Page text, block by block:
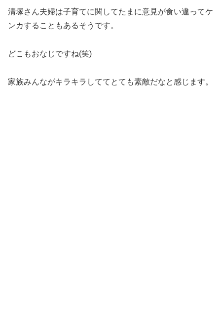
清塚さん夫婦は子育てに関してたまに意見が食い違ってケ
ンカすることもあるそうです。
どこもおなじですね(笑)
家族みんながキラキラしててとても素敵だなと感じます。